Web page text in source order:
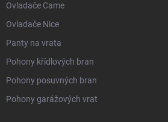
Ovladače Came
Ovladače Nice
Panty na vrata
Pohony křídlových bran
Pohony posuvných bran
Pohony garážových vrat